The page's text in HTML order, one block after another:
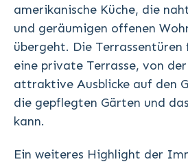
amerikanische Küche, die
und geräumigen offenen
übergeht. Die
eine private Terrasse, von
attraktive Ausblicke auf den
die gepflegten Gärten und
kann.
Ein weiteres Highlight der